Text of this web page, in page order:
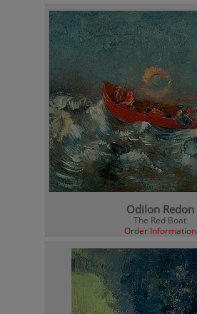
Odilon Redon
The Red Boat
Order Information